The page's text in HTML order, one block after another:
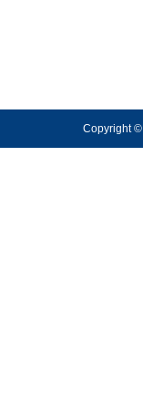
Copyright